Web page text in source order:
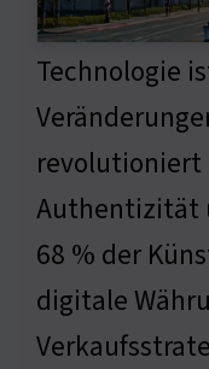
Technologie
revolutioniert
Authentizität
68 % der
digitale